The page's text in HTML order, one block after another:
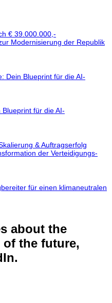
€ 39.000.000,-
Modernisierung der Republik
Dein Blueprint für die AI-
für die AI-
& Auftragserfolg
der Verteidigungs­
für einen klimaneutralen
about the
the future,